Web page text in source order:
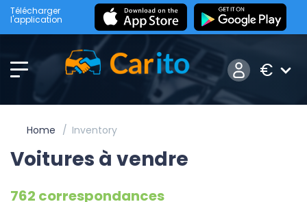
Télécharger
l'application
€
Home Inventory
Voitures à vendre
762 correspondances